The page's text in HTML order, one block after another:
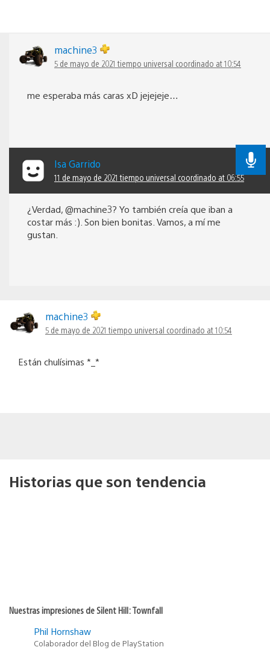
machine3
5 de mayo de 2021 tiempo universal coordinado at 10:54
me esperaba más caras xD jejejeje…
Isa Garrido
11 de mayo de 2021 tiempo universal coordinado at 06:55
¿Verdad, @machine3? Yo también creía que iban a
costar más :). Son bien bonitas. Vamos, a mí me
gustan.
machine3
5 de mayo de 2021 tiempo universal coordinado at 10:54
Están chulísimas *_*
Historias que son tendencia
Nuestras impresiones de Silent Hill: Townfall
Phil Hornshaw
Colaborador del Blog de PlayStation